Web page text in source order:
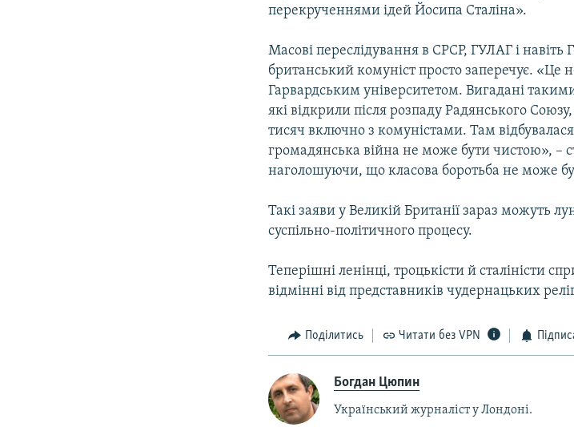
перекрученнями ідей Йосипа Сталіна».
Масові переслідування в СРСР, ГУЛАГ і навіть
британський комуніст просто заперечує. «Це
Гарвардським університетом. Вигадані
які відкрили після розпаду Радянського
тисяч включно з комуністами. Там
громадянська війна не може бути чистою», –
наголошуючи, що класова боротьба не може
Такі заяви у Великій Британії зараз можуть
суспільно-політичного процесу.
Теперішні ленінці, троцькісти й сталіністи
відмінні від представників чудернацьких
Поділитись Читати без VPN
Богдан Цюпин
Український журналіст у Лондоні.